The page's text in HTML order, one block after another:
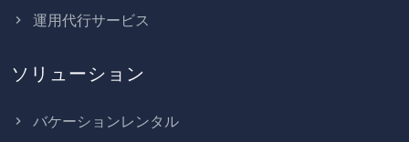
運用代行サービス
ソリューション
バケーションレンタル